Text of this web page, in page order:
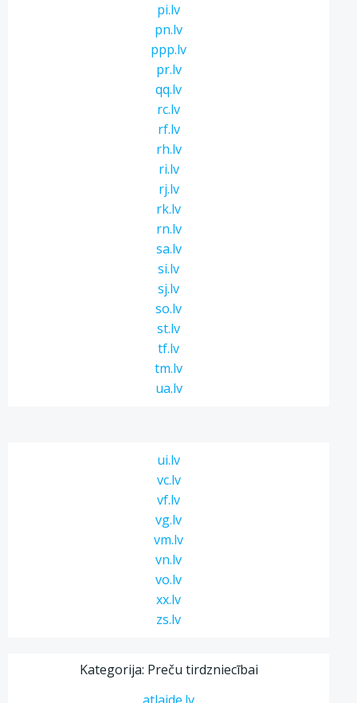
pi.lv
pn.lv
ppp.lv
pr.lv
qq.lv
rc.lv
rf.lv
rh.lv
ri.lv
rj.lv
rk.lv
rn.lv
sa.lv
si.lv
sj.lv
so.lv
st.lv
tf.lv
tm.lv
ua.lv
ui.lv
vc.lv
vf.lv
vg.lv
vm.lv
vn.lv
vo.lv
xx.lv
zs.lv
Kategorija: Preču tirdzniecībai